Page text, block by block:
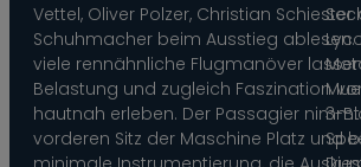
3-
Vettel, Oliver Polzer, Christian
Schuhmacher beim Ausstieg ablesen.
viele rennähnliche Flugmanöver
Belastung und zugleich Faszination
hautnah erleben. Der Passagier
vorderen Sitz der Maschine Platz und